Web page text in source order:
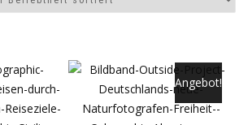
Angebot!